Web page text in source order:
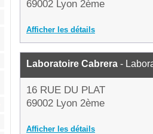
69002 Lyon 2ème
Afficher les détails
Laboratoire Cabrera -
16 RUE DU PLAT
69002 Lyon 2ème
Afficher les détails